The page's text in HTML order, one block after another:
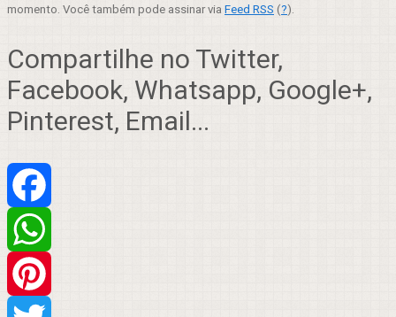
momento. Você também pode assinar via Feed RSS (?).
Compartilhe no Twitter,
Facebook, Whatsapp, Google+,
Pinterest, Email...
Facebook
WhatsApp